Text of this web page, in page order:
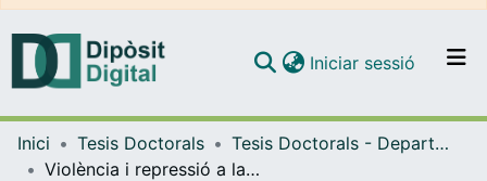
Navega per tot el DD
Iniciar sessió (current)
Inici Tesis Doctorals
Tesis Doctorals - Departament - Història Contemporània
Violència i repressió a la reraguarda catalana : 1936-1939